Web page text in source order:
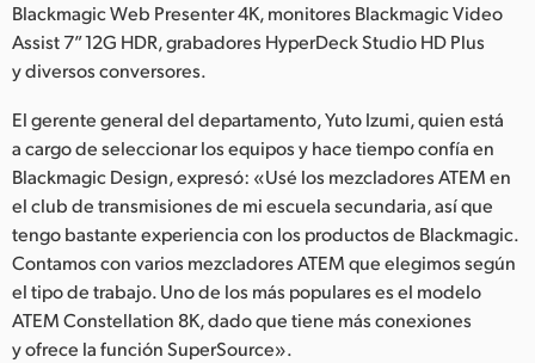
Blackmagic Web Presenter 4K, monitores Blackmagic Video
Assist 7” 12G HDR, grabadores HyperDeck Studio HD Plus
y diversos conversores.
El gerente general del departamento, Yuto Izumi, quien está
a cargo de seleccionar los equipos y hace tiempo confía en
Blackmagic Design, expresó: «Usé los mezcladores ATEM en
el club de transmisiones de mi escuela secundaria, así que
tengo bastante experiencia con los productos de Blackmagic.
Contamos con varios mezcladores ATEM que elegimos según
el tipo de trabajo. Uno de los más populares es el modelo
ATEM Constellation 8K, dado que tiene más conexiones
y ofrece la función SuperSource».